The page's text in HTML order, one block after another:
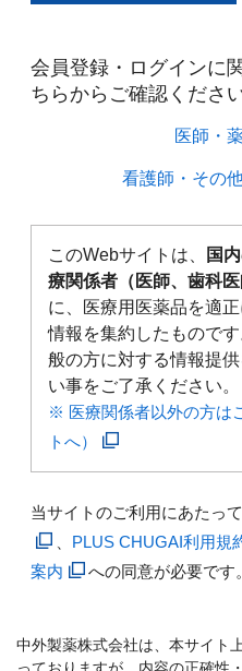
会員登録・ログインに
ちらからご確認ください
医師・
看護師・その
このWebサイトは、
国
療関係者（医師、歯科医
に、医療用医薬品を適
情報を集約したもので
般の方に対する情報提
い事をご了承ください。
※ 医療関係者以外の方は
トへ）
当サイトのご利用にあたって
PLUS CHUGAI利用規
案内
への同意が必要です。
中外製薬株式会社は、本サイト
っておりますが、内容の正確性